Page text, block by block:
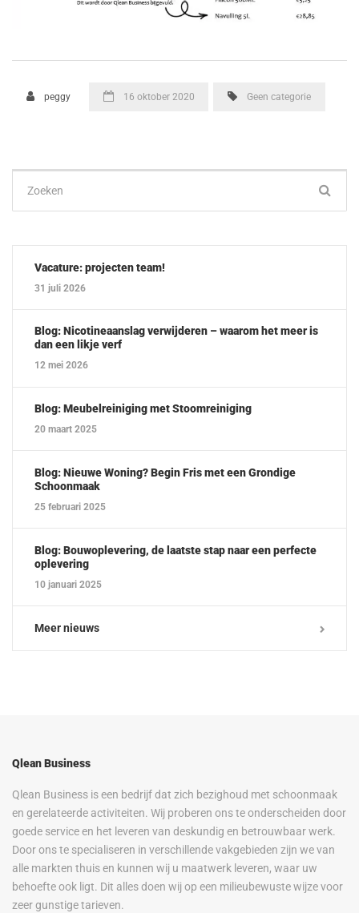
peggy 16 oktober 2020 Geen categorie
naar:
Vacature: projecten team!
31 juli 2026
Blog: Nicotineaanslag verwijderen – waarom het meer is
dan een likje verf
12 mei 2026
Blog: Meubelreiniging met Stoomreiniging
20 maart 2025
Blog: Nieuwe Woning? Begin Fris met een Grondige
Schoonmaak
25 februari 2025
Blog: Bouwoplevering, de laatste stap naar een perfecte
oplevering
10 januari 2025
Meer nieuws
Qlean Business
Qlean Business is een bedrijf dat zich bezighoud met schoonmaak
en gerelateerde activiteiten. Wij proberen ons te onderscheiden door
goede service en het leveren van deskundig en betrouwbaar werk.
Door ons te specialiseren in verschillende vakgebieden zijn we van
alle markten thuis en kunnen wij u maatwerk leveren, waar uw
behoefte ook ligt. Dit alles doen wij op een milieubewuste wijze voor
zeer gunstige tarieven.